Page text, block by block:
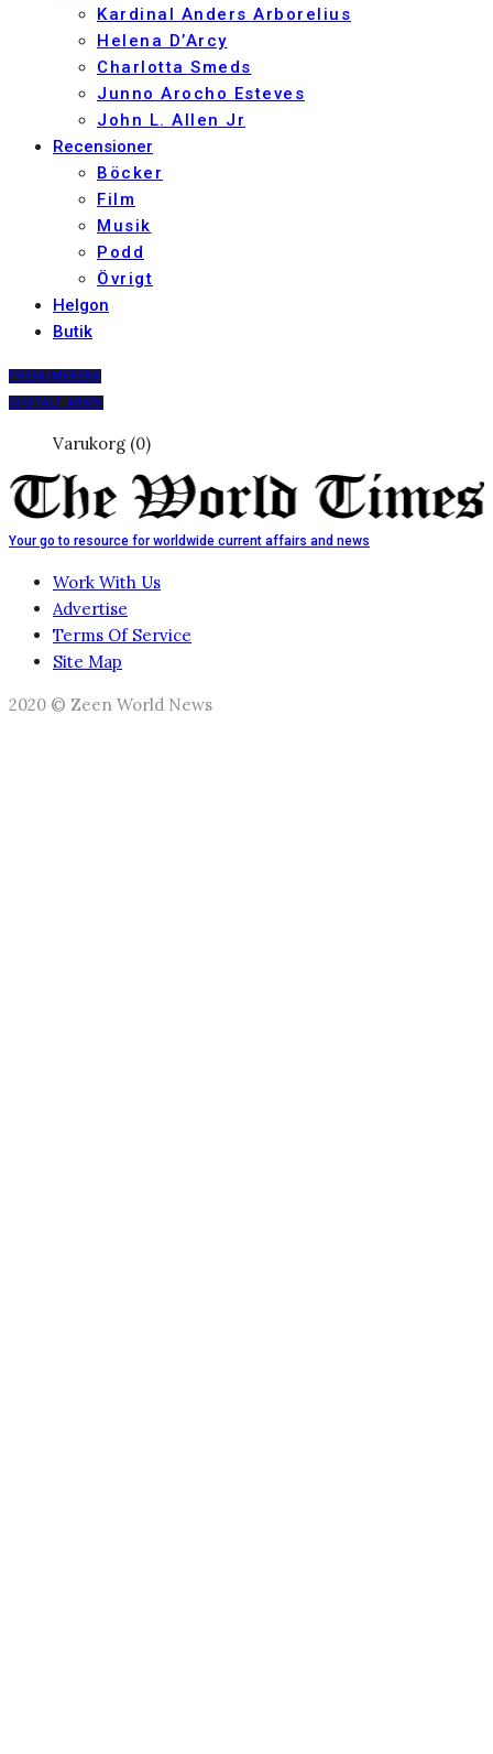
Kardinal Anders Arborelius
Helena D’Arcy
Charlotta Smeds
Junno Arocho Esteves
John L. Allen Jr
Recensioner
Böcker
Film
Musik
Podd
Övrigt
Helgon
Butik
PRENUMERERA
DIGITALT ARKIV
Varukorg (0)
Your go to resource for worldwide current affairs and news
Work With Us
Advertise
Terms Of Service
Site Map
2020 © Zeen World News